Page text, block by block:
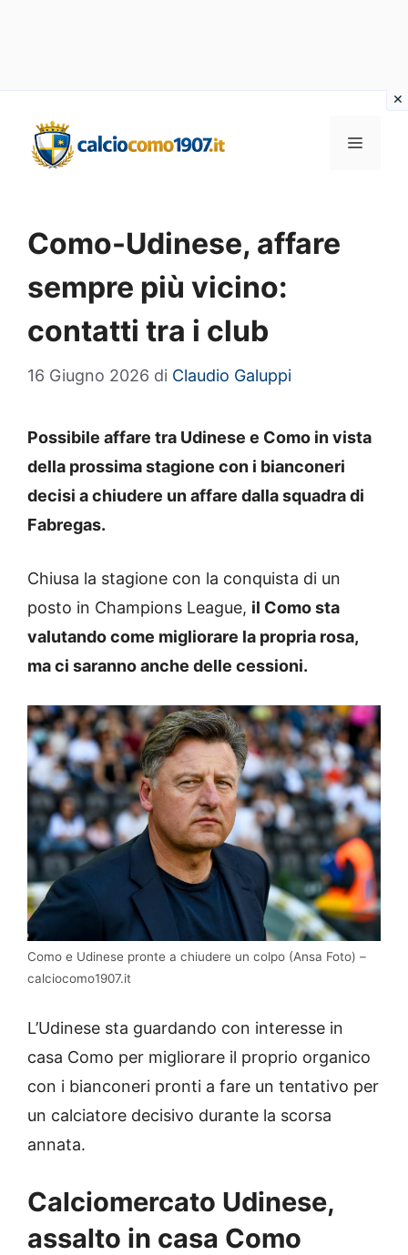
contenuto
MENU
Como-Udinese, affare
sempre più vicino:
contatti tra i club
16 Giugno 2026 di Claudio Galuppi
Possibile affare tra Udinese e Como in vista
della prossima stagione con i bianconeri
decisi a chiudere un affare dalla squadra di
Fabregas.
Chiusa la stagione con la conquista di un
posto in Champions League, il Como sta
valutando come migliorare la propria rosa,
ma ci saranno anche delle cessioni.
Como e Udinese pronte a chiudere un colpo (Ansa Foto) –
calciocomo1907.it
L’Udinese sta guardando con interesse in
casa Como per migliorare il proprio organico
con i bianconeri pronti a fare un tentativo per
un calciatore decisivo durante la scorsa
annata.
Calciomercato Udinese,
assalto in casa Como